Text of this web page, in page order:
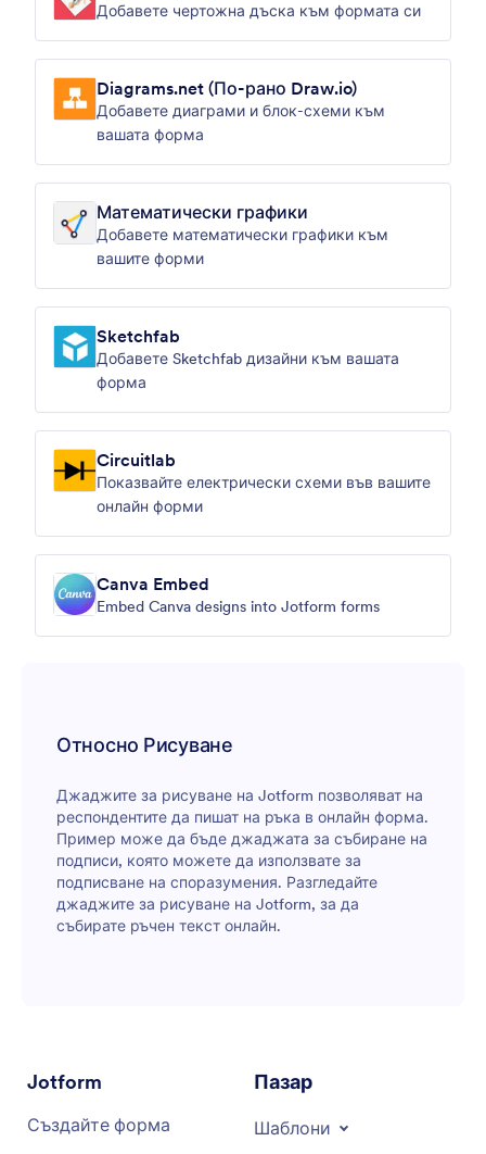
Добавете чертожна дъска към формата си
Diagrams.net (По-рано Draw.io)
Добавете диаграми и блок-схеми към
вашата форма
Математически графики
Добавете математически графики към
вашите форми
Sketchfab
Добавете Sketchfab дизайни към вашата
форма
Circuitlab
Показвайте електрически схеми във вашите
онлайн форми
Canva Embed
Embed Canva designs into Jotform forms
Относно Рисуване
Джаджите за рисуване на Jotform позволяват на
респондентите да пишат на ръка в онлайн форма.
Пример може да бъде джаджата за събиране на
подписи, която можете да използвате за
подписване на споразумения. Разгледайте
джаджите за рисуване на Jotform, за да
събирате ръчен текст онлайн.
Jotform
Създайте форма
Пазар
Шаблони